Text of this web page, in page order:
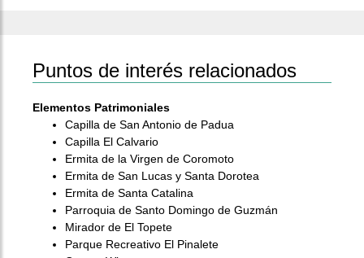
Puntos de interés relacionados
Elementos Patrimoniales
Capilla de San Antonio de Padua
Capilla El Calvario
Ermita de la Virgen de Coromoto
Ermita de San Lucas y Santa Dorotea
Ermita de Santa Catalina
Parroquia de Santo Domingo de Guzmán
Mirador de El Topete
Parque Recreativo El Pinalete